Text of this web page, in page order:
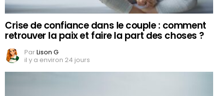
Crise de confiance dans le couple : comment
retrouver la paix et faire la part des choses ?
ParLison G
il y a environ 24 jours